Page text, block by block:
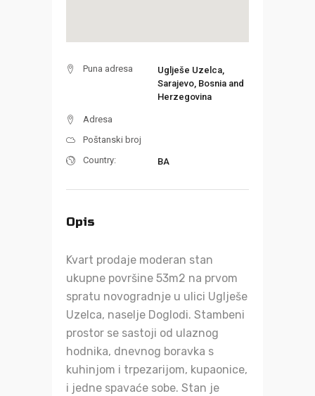
Puna adresa
Uglješe Uzelca,
Sarajevo, Bosnia and
Herzegovina
Adresa
Poštanski broj
Country:
BA
Opis
Kvart prodaje moderan stan
ukupne površine 53m2 na prvom
spratu novogradnje u ulici Uglješe
Uzelca, naselje Doglodi. Stambeni
prostor se sastoji od ulaznog
hodnika, dnevnog boravka s
kuhinjom i trpezarijom, kupaonice,
i jedne spavaće sobe. Stan je